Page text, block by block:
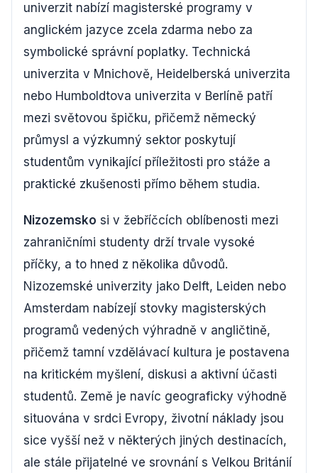
univerzit nabízí magisterské programy v
anglickém jazyce zcela zdarma nebo za
symbolické správní poplatky. Technická
univerzita v Mnichově, Heidelberská univerzita
nebo Humboldtova univerzita v Berlíně patří
mezi světovou špičku, přičemž německý
průmysl a výzkumný sektor poskytují
studentům vynikající příležitosti pro stáže a
praktické zkušenosti přímo během studia.
Nizozemsko si v žebříčcích oblíbenosti mezi
zahraničními studenty drží trvale vysoké
příčky, a to hned z několika důvodů.
Nizozemské univerzity jako Delft, Leiden nebo
Amsterdam nabízejí stovky magisterských
programů vedených výhradně v angličtině,
přičemž tamní vzdělávací kultura je postavena
na kritickém myšlení, diskusi a aktivní účasti
studentů. Země je navíc geograficky výhodně
situována v srdci Evropy, životní náklady jsou
sice vyšší než v některých jiných destinacích,
ale stále přijatelné ve srovnání s Velkou Británií